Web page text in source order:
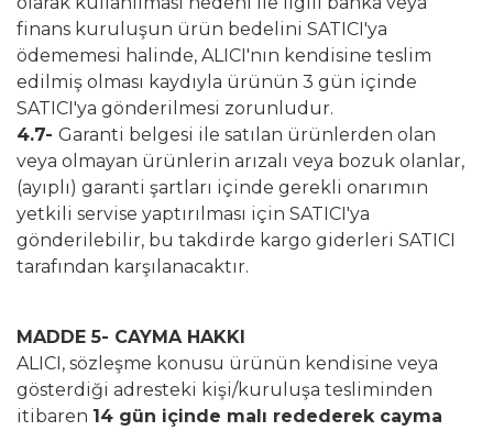
finans kuruluşun ürün bedelini SATICI'ya
ödememesi halinde, ALICI'nın kendisine teslim
edilmiş olması kaydıyla ürünün 3 gün içinde
SATICI'ya gönderilmesi zorunludur.
4.7- Garanti belgesi ile satılan ürünlerden olan
veya olmayan ürünlerin arızalı veya bozuk olanlar,
(ayıplı) garanti şartları içinde gerekli onarımın
yetkili servise yaptırılması için SATICI'ya
gönderilebilir, bu takdirde kargo giderleri SATICI
tarafından karşılanacaktır.
MADDE 5- CAYMA HAKKI
ALICI, sözleşme konusu ürünün kendisine veya
gösterdiği adresteki kişi/kuruluşa tesliminden
itibaren 14 gün içinde malı redederek cayma